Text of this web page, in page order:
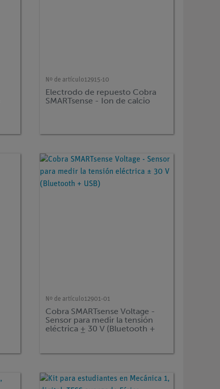
Nº de artículo12915-10
Electrodo de repuesto Cobra
SMARTsense - Ion de calcio
Nº de artículo12901-01
Cobra SMARTsense Voltage -
Sensor para medir la tensión
eléctrica ± 30 V (Bluetooth +